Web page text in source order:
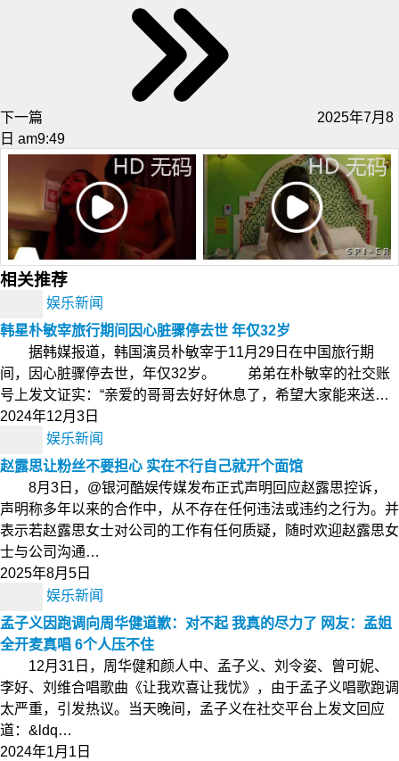
下一篇
2025年7月8
日 am9:49
相关推荐
娱乐新闻
韩星朴敏宰旅行期间因心脏骤停去世 年仅32岁
据韩媒报道，韩国演员朴敏宰于11月29日在中国旅行期
间，因心脏骤停去世，年仅32岁。 弟弟在朴敏宰的社交账
号上发文证实：“亲爱的哥哥去好好休息了，希望大家能来送…
2024年12月3日
娱乐新闻
赵露思让粉丝不要担心 实在不行自己就开个面馆
8月3日，@银河酷娱传媒发布正式声明回应赵露思控诉，
声明称多年以来的合作中，从不存在任何违法或违约之行为。并
表示若赵露思女士对公司的工作有任何质疑，随时欢迎赵露思女
士与公司沟通…
2025年8月5日
娱乐新闻
孟子义因跑调向周华健道歉：对不起 我真的尽力了 网友：孟姐
全开麦真唱 6个人压不住
12月31日，周华健和颜人中、孟子义、刘令姿、曾可妮、
李好、刘维合唱歌曲《让我欢喜让我忧》，由于孟子义唱歌跑调
太严重，引发热议。当天晚间，孟子义在社交平台上发文回应
道：&ldq…
2024年1月1日